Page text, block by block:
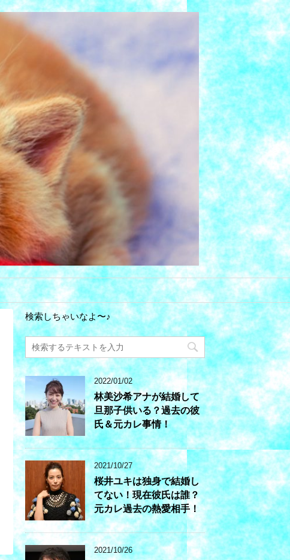
検索しちゃいなよ〜♪
2022/01/02
林美沙希アナが結婚して
旦那子供いる？過去の彼
氏＆元カレ事情！
2021/10/27
桜井ユキは独身で結婚し
てない！現在彼氏は誰？
元カレ過去の熱愛相手！
2021/10/26